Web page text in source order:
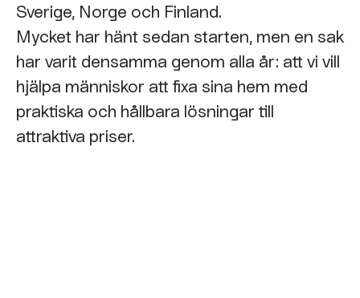
Sverige, Norge och Finland.
Mycket har hänt sedan starten, men en sak
har varit densamma genom alla år: att vi vill
hjälpa människor att fixa sina hem med
praktiska och hållbara lösningar till
attraktiva priser.